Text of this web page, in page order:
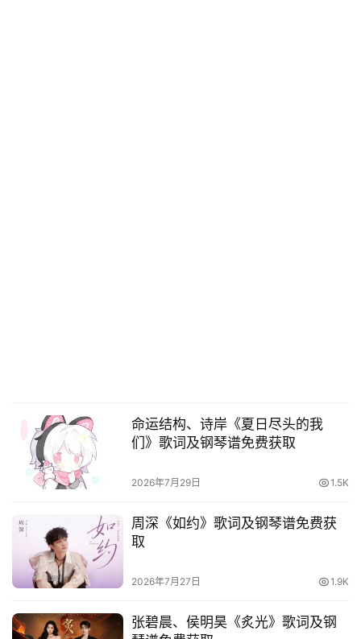
命运结构、诗岸《夏日尽头的我
们》歌词及钢琴谱免费获取
2026年7月29日 1.5K
周深《如约》歌词及钢琴谱免费获
取
2026年7月27日 1.9K
张碧晨、侯明昊《炙光》歌词及钢